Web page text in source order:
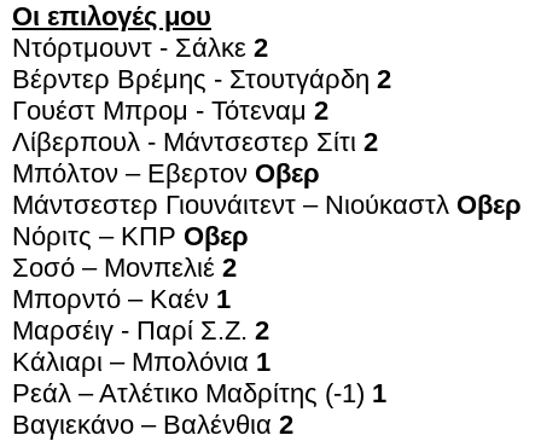
Οι επιλογές μου
Ντόρτμουντ - Σάλκε 2
Βέρντερ Βρέμης - Στουτγάρδη 2
Γουέστ Μπρoμ - Τότεναμ 2
Λίβερπουλ - Μάντσεστερ Σίτι 2
Μπόλτον – Εβερτον Οβερ
Μάντσεστερ Γιουνάιτεντ – Νιούκαστλ Οβερ
Νόριτς – ΚΠΡ Οβερ
Σοσό – Μονπελιέ 2
Μπορντό – Καέν 1
Μαρσέιγ - Παρί Σ.Ζ. 2
Κάλιαρι – Μπολόνια 1
Ρεάλ – Ατλέτικο Μαδρίτης (-1) 1
Βαγιεκάνο – Βαλένθια 2